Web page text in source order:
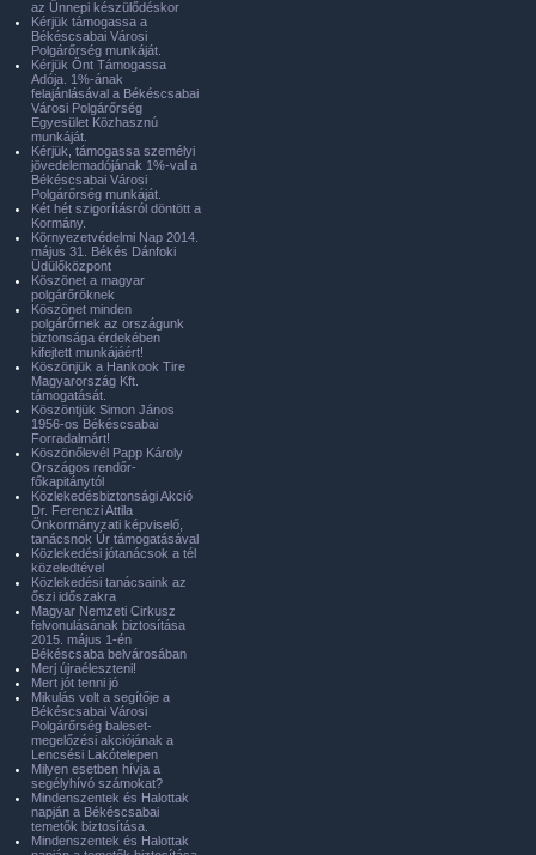
az Ünnepi készülődéskor
Kérjük támogassa a
Békéscsabai Városi
Polgárőrség munkáját.
Kérjük Önt Támogassa
Adója. 1%-ának
felajánlásával a Békéscsabai
Városi Polgárőrség
Egyesület Közhasznú
munkáját.
Kérjük, támogassa személyi
jövedelemadójának 1%-val a
Békéscsabai Városi
Polgárőrség munkáját.
Két hét szigorításról döntött a
Kormány.
Környezetvédelmi Nap 2014.
május 31. Békés Dánfoki
Üdülőközpont
Köszönet a magyar
polgárőröknek
Köszönet minden
polgárőrnek az országunk
biztonsága érdekében
kifejtett munkájáért!
Köszönjük a Hankook Tire
Magyarország Kft.
támogatását.
Köszöntjük Simon János
1956-os Békéscsabai
Forradalmárt!
Köszönőlevél Papp Károly
Országos rendőr-
főkapitánytól
Közlekedésbiztonsági Akció
Dr. Ferenczi Attila
Önkormányzati képviselő,
tanácsnok Úr támogatásával
Közlekedési jótanácsok a tél
közeledtével
Közlekedési tanácsaink az
őszi időszakra
Magyar Nemzeti Cirkusz
felvonulásának biztosítása
2015. május 1-én
Békéscsaba belvárosában
Merj újraéleszteni!
Mert jót tenni jó
Mikulás volt a segítője a
Békéscsabai Városi
Polgárőrség baleset-
megelőzési akciójának a
Lencsési Lakótelepen
Milyen esetben hívja a
segélyhívó számokat?
Mindenszentek és Halottak
napján a Békéscsabai
temetők biztosítása.
Mindenszentek és Halottak